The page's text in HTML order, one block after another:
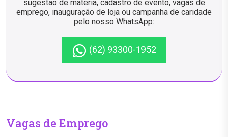
sugestão de matéria, cadastro de evento, vagas de
emprego, inauguração de loja ou campanha de caridade
pelo nosso WhatsApp:
(62) 93300-1952
Vagas de Emprego